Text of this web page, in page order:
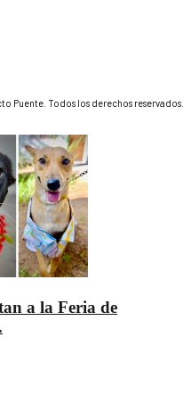
Puente. Todos los derechos reservados.
a la Feria de